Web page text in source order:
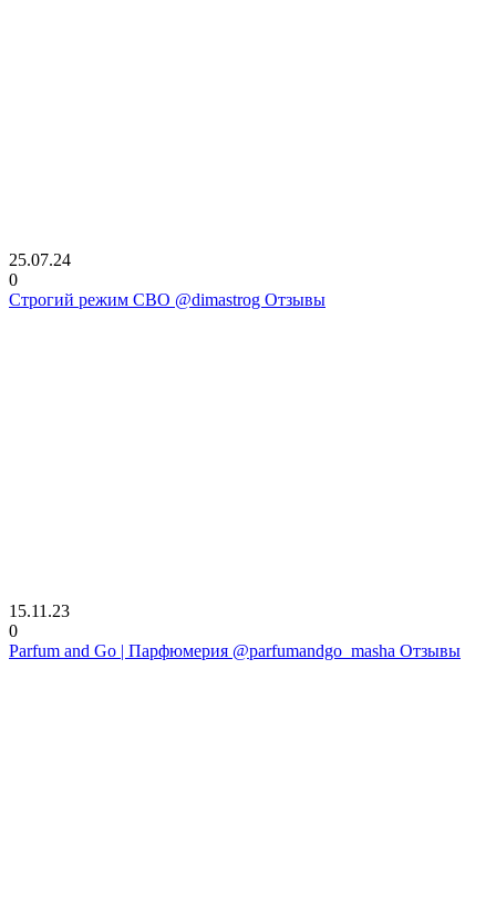
25.07.24
0
Строгий режим СВО @dimastrog Отзывы
15.11.23
0
Parfum and Go | Парфюмерия @parfumandgo_masha Отзывы